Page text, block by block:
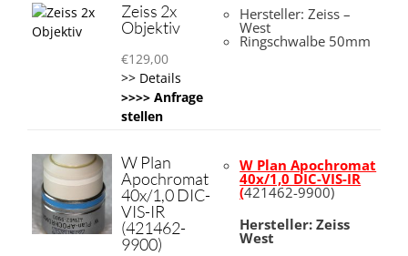
Zeiss 2x
Objektiv
€129,00
>> Details
>>>> Anfrage
stellen
Hersteller: Zeiss –
West
Ringschwalbe 50mm
W Plan
Apochromat
40x/1,0 DIC-
VIS-IR
(421462-
9900)
W Plan Apochromat
40x/1,0 DIC-VIS-IR
(421462-9900)
Hersteller: Zeiss
West